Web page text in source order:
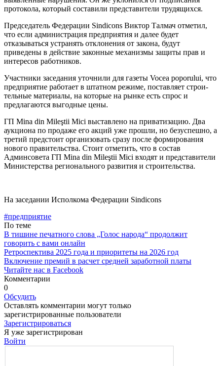
протокола, который составили представители трудящихся.
Председатель Федерации Sindicons Вик­тор Талмач отметил,
что если администра­ция предприятия и далее будет
отказывать­ся устранять отклонения от закона, будут
приведены в действие законные механизмы защиты прав и
интересов работников.
Участники заседания уточнили для газе­ты Vocea poporului, что
предприятие рабо­тает в штатном режиме, поставляет строи­
тельные материалы, на которые на рынке есть спрос и
предлагаются выгодные цены.
ГП Mina din Mileştii Mici выставлено на приватизацию. Два
аукциона по продаже его акций уже прошли, но безуспешно, а
третий предстоит организовать сразу после формирования
нового правительства. Сто­ит отметить, что в состав
Админсовета ГП Mina din Mileştii Mici входят и представите­ли
Министерства регионального развития и строительства.
На заседании Исполкома Федерации Sindicons
#предприятие
По теме
В тишине печатного слова „Голос народа“ продолжит
говорить с вами онлайн
Ретроспектива 2025 года и приоритеты на 2026 год
Включение премий в расчет средней заработной платы
Читайте нас в Facebook
Комментарии
0
Обсудить
Оставлять комментарии могут только
зарегистрированные пользователи
Зарегистрироваться
Я уже зарегистрирован
Войти